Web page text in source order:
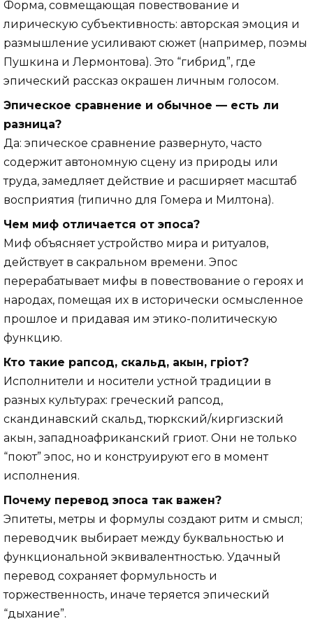
Форма, совмещающая повествование и
лирическую субъективность: авторская эмоция и
размышление усиливают сюжет (например, поэмы
Пушкина и Лермонтова). Это “гибрид”, где
эпический рассказ окрашен личным голосом.
Эпическое сравнение и обычное — есть ли
разница?
Да: эпическое сравнение развернуто, часто
содержит автономную сцену из природы или
труда, замедляет действие и расширяет масштаб
восприятия (типично для Гомера и Милтона).
Чем миф отличается от эпоса?
Миф объясняет устройство мира и ритуалов,
действует в сакральном времени. Эпос
перерабатывает мифы в повествование о героях и
народах, помещая их в исторически осмысленное
прошлое и придавая им этико-политическую
функцию.
Кто такие рапсод, скальд, акын, гріот?
Исполнители и носители устной традиции в
разных культурах: греческий рапсод,
скандинавский скальд, тюркский/киргизский
акын, западноафриканский гриот. Они не только
“поют” эпос, но и конструируют его в момент
исполнения.
Почему перевод эпоса так важен?
Эпитеты, метры и формулы создают ритм и смысл;
переводчик выбирает между буквальностью и
функциональной эквивалентностью. Удачный
перевод сохраняет формульность и
торжественность, иначе теряется эпический
“дыхание”.